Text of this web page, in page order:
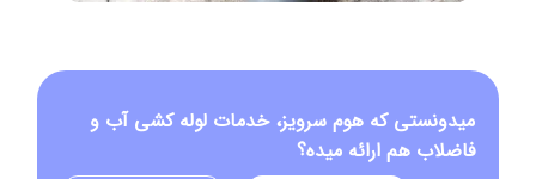
میدونستی که هوم سرویز، خدمات لوله کشی آب و
فاضلاب هم ارائه میده؟